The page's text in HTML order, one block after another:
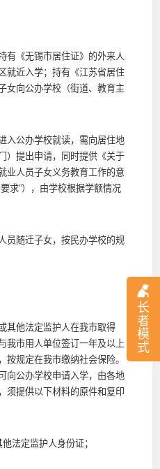
长
者
模
式
《无锡市居住证》的外来人
就近入学；持有《江苏省居住
女向公办学校（街道、教育主
公办学校就读，需向居住地
）提出申请，同时提供《关于
业人员子女义务教育工作的意
求”），由学校根据学额情况
随迁子女，按民办学校的规
他法定监护人在我市取得
我市用人单位签订一年及以上
规定在我市缴纳社会保险。
向公办学校申请入学，由各地
须提供以下材料的原件和复印
定监护人身份证；